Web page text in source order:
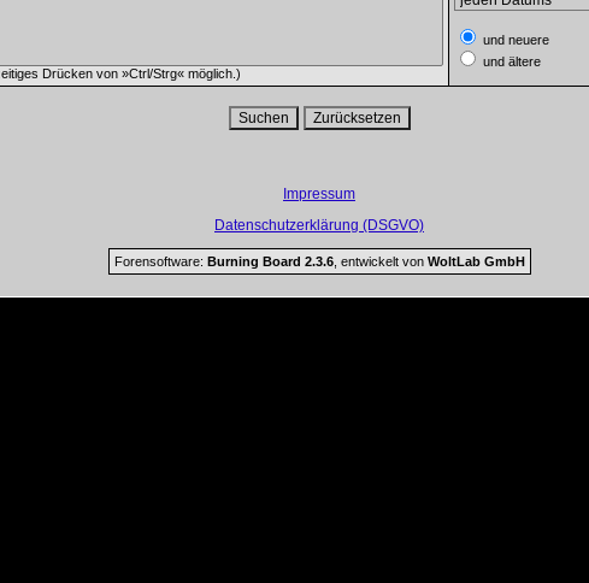
Drücken von »Ctrl/Strg« möglich.)
und neuere
und ältere
Impressum
Datenschutzerklärung (DSGVO)
Forensoftware: Burning Board 2.3.6, entwickelt von WoltLab GmbH